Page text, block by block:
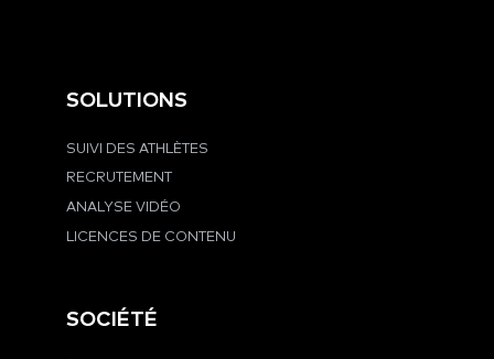
SOLUTIONS
SUIVI DES ATHLÈTES
RECRUTEMENT
ANALYSE VIDÉO
LICENCES DE CONTENU
SOCIÉTÉ